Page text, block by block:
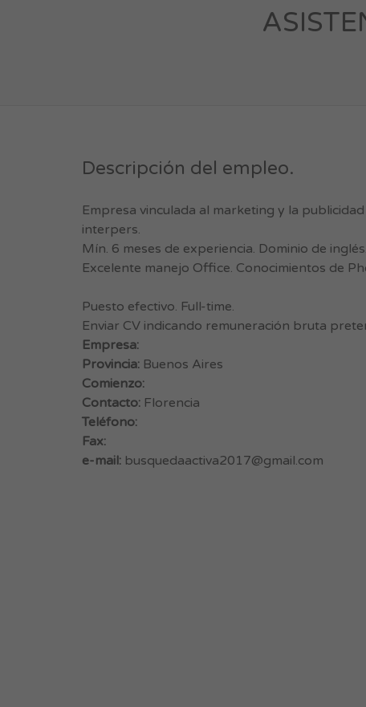
Descripción del empleo.
Empresa vinculada al marketing y la
interpers.
Mín. 6 meses de experiencia. Dominio de inglés.
Excelente manejo Office. Conocimientos de
Puesto efectivo. Full-time.
Enviar CV indicando remuneración bruta
Empresa:
Provincia: Buenos Aires
Comienzo:
Contacto: Florencia
Teléfono:
Fax:
e-mail: busquedaactiva2017@gmail.com